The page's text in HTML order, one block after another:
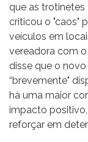
que as
criticou o "caos"
veículos em
vereadora com o
disse que o
“brevemente"
há uma maior
impacto
reforçar em